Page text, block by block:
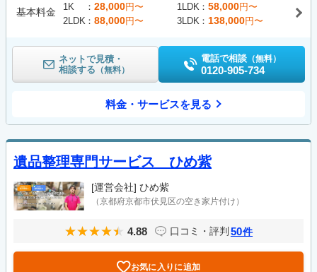
基本料金 1K 28,000円〜 1LDK 58,000円〜
2LDK
88,000円〜 3LDK 138,000円〜
ネットで見積・
相談する （無料）
電話で相談 （無料）
0120-905-734
料金・サービスを見る
遺品整理専門サービス ひめ紫
[運営会社] ひめ紫
（京都府京都市伏見区の空き家片付け）
4.88 口コミ・評判 50件
お気に入りに追加